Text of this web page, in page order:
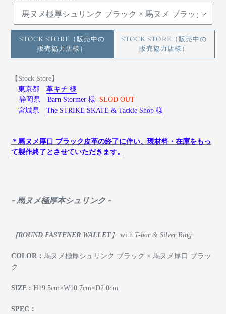
STOCK STORE（販売中の
販売協力店様）
STOCK STORE（販売中の
販売協力店様）
【Stock Store】
東京都 革キチ 様
静岡県 Barn Stormer 様
SLOD OUT
宮城県 The STRIKE SKATE & Tackle Shop 様
＊馬ヌメ厚口 ブラック皮革の終了に伴い、現材料・在庫をもっ
て製作終了とさせていただきます。
- 馬ヌメ極厚本シュリンク -
［ROUND FASTENER WALLET］ with T-bar & Silver Ring
COLOR： 馬ヌメ極厚シュリンク ブラック × 馬ヌメ厚口 ブラッ
ク
SIZE : H19.5cm×W10.7cm×D2.0cm
SPEC：